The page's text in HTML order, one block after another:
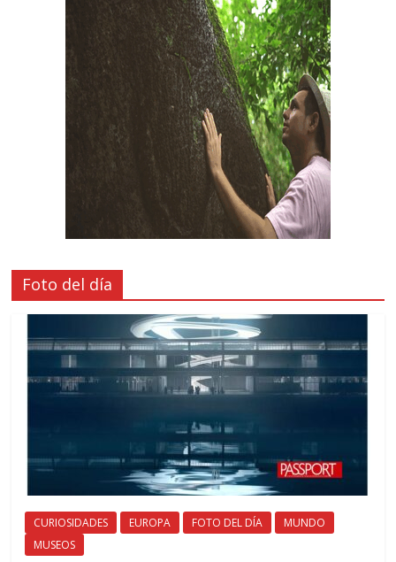
Foto del día
CURIOSIDADES EUROPA FOTO DEL DÍA
MUNDO
MUSEOS